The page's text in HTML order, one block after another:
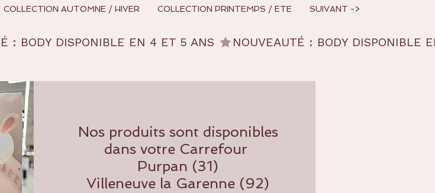
COLLECTION AUTOMNE / HIVER COLLECTION PRINTEMPS / ETE SUIVANT ->
Nos produits sont disponibles
dans votre Carrefour
Purpan (31)
Villeneuve la Garenne (92)